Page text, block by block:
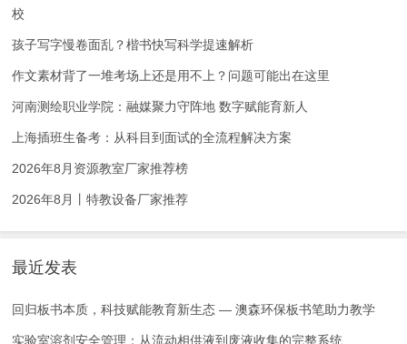
校
孩子写字慢卷面乱？楷书快写科学提速解析
作文素材背了一堆考场上还是用不上？问题可能出在这里
河南测绘职业学院：融媒聚力守阵地 数字赋能育新人
上海插班生备考：从科目到面试的全流程解决方案
2026年8月资源教室厂家推荐榜
2026年8月丨特教设备厂家推荐
最近发表
回归板书本质，科技赋能教育新生态 — 澳森环保板书笔助力教学
实验室溶剂安全管理：从流动相供液到废液收集的完整系统